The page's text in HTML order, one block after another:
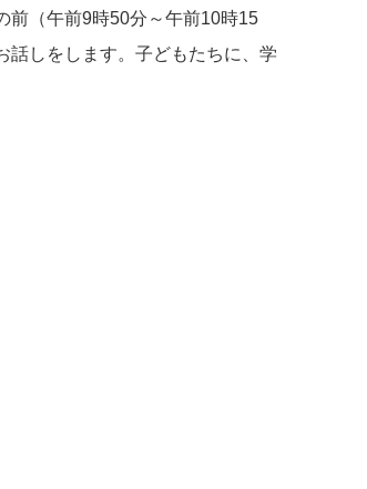
前（午前9時50分～午前10時15
話しをします。子どもたちに、学